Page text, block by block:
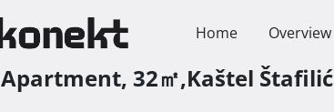
Home Overview
Apartment, 32㎡,Kaštel Štafilić